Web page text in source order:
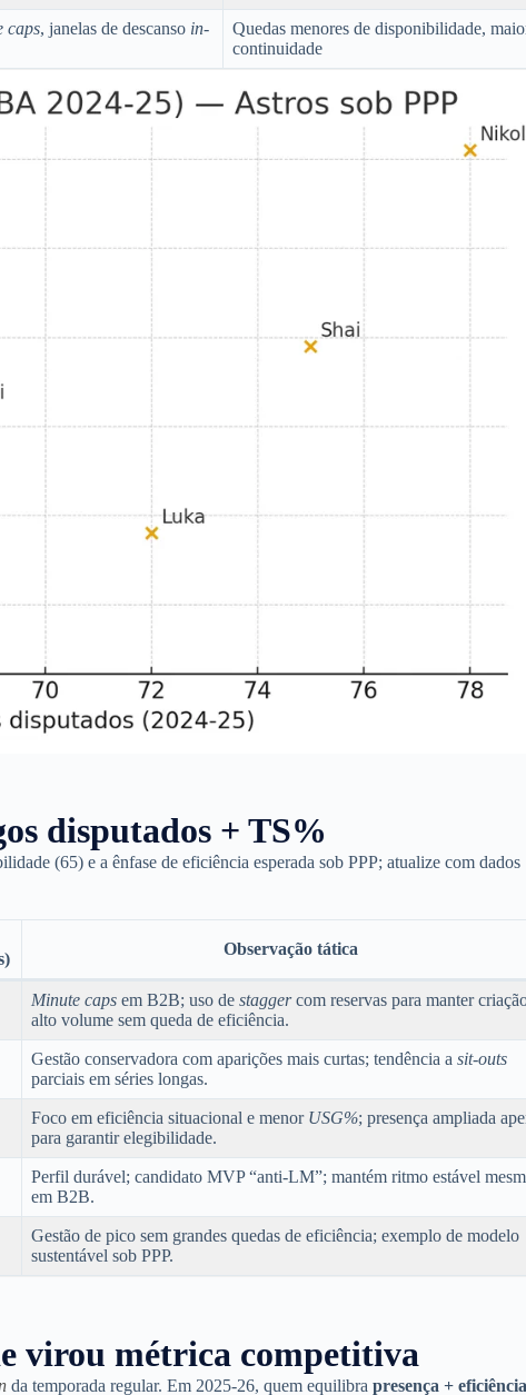
caps, janelas de descanso in-
Quedas menores de disponibilidade,
continuidade
disputados + TS%
(65) e a ênfase de eficiência esperada sob PPP; atualize com dados
Observação tática
Minute caps em B2B; uso destaggercom reservas para manter
alto volume sem queda de eficiência.
Gestão conservadora com aparições mais curtas; tendência asit-outs
parciais em séries longas.
Foco em eficiência situacional e menor USG%; presença ampliada
para garantir elegibilidade.
Perfil durável; candidato MVP “anti-LM”; mantém ritmo estável
em B2B.
Gestão de pico sem grandes quedas de eficiência; exemplo de modelo
sustentável sob PPP.
virou métrica competitiva
da temporada regular. Em 2025-26, quem equilibrapresença +